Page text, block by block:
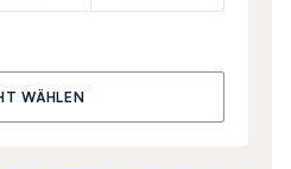
WÄHLEN